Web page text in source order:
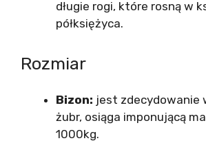
długie rogi, które rosną w
półksiężyca.
Rozmiar
Bizon: jest zdecydowanie
żubr, osiąga imponującą
1000kg.